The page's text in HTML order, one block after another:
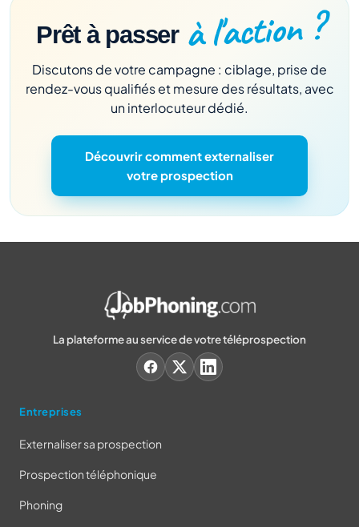
Prêt à passer à l'action ?
Discutons de votre campagne : ciblage, prise de
rendez-vous qualifiés et mesure des résultats, avec
un interlocuteur dédié.
Découvrir comment externaliser
votre prospection
La plateforme au service de votre téléprospection
Entreprises
Externaliser sa prospection
Prospection téléphonique
Phoning